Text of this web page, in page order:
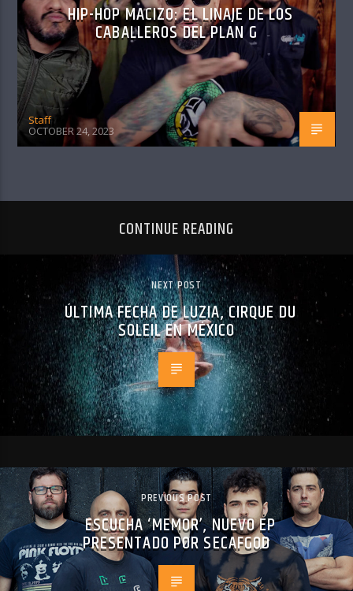
HIP-HOP MACIZO: EL LINAJE DE LOS
CABALLEROS DEL PLAN G
Staff
OCTOBER 24, 2023
CONTINUE READING
NEXT POST
ÚLTIMA FECHA DE LUZIA, CIRQUE DU
SOLEIL EN MÉXICO
PREVIOUS POST
ESCUCHA ‘MEMOR’, NUEVO EP
PRESENTADO POR SECAFGOD